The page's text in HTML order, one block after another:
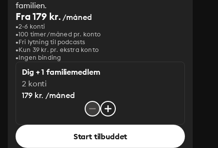
familien.
Fra 179 kr./måned
2-6 konti
100 timer/måned pr. konto
Fri lytning til podcasts
Kun 39 kr. pr. ekstra konto
Ingen binding
Dig + 1 familiemedlem
2 konti
179 kr. /måned
Start tilbuddet